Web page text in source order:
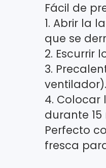
Fácil de
1. Abrir la
que se
2. Escurrir
3.
ventilador).
4.
durante
Perfecto
fresca